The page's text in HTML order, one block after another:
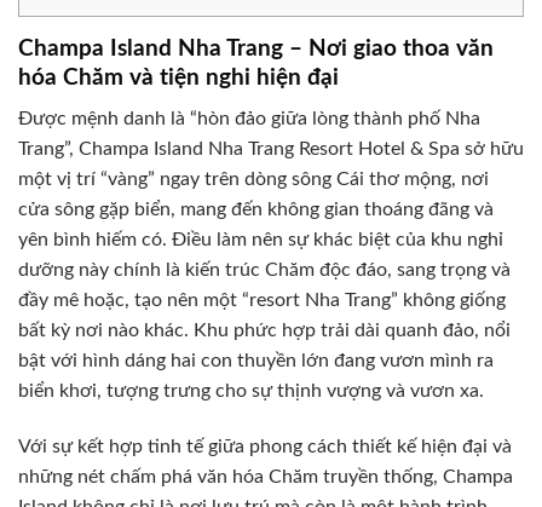
Champa Island Nha Trang – Nơi giao thoa văn
hóa Chăm và tiện nghi hiện đại
Được mệnh danh là “hòn đảo giữa lòng thành phố Nha
Trang”, Champa Island Nha Trang Resort Hotel & Spa sở hữu
một vị trí “vàng” ngay trên dòng sông Cái thơ mộng, nơi
cửa sông gặp biển, mang đến không gian thoáng đãng và
yên bình hiếm có. Điều làm nên sự khác biệt của khu nghỉ
dưỡng này chính là kiến trúc Chăm độc đáo, sang trọng và
đầy mê hoặc, tạo nên một “resort Nha Trang” không giống
bất kỳ nơi nào khác. Khu phức hợp trải dài quanh đảo, nổi
bật với hình dáng hai con thuyền lớn đang vươn mình ra
biển khơi, tượng trưng cho sự thịnh vượng và vươn xa.
Với sự kết hợp tinh tế giữa phong cách thiết kế hiện đại và
những nét chấm phá văn hóa Chăm truyền thống, Champa